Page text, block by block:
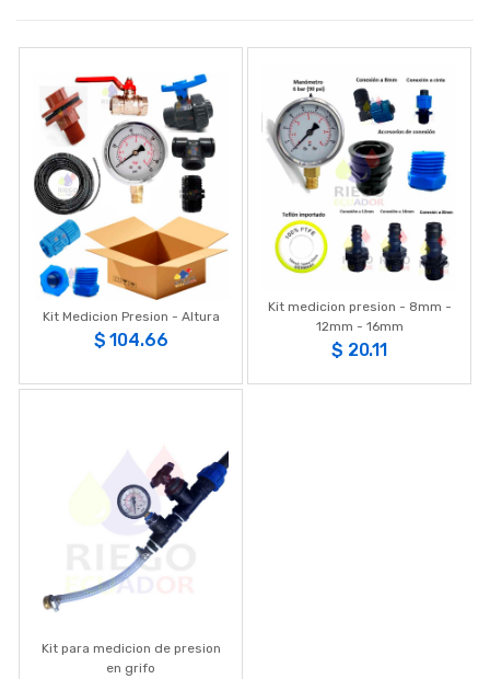
Kit Medicion Presion - Altura
$ 104.66
Kit medicion presion - 8mm -
12mm - 16mm
$ 20.11
Kit para medicion de presion
en grifo